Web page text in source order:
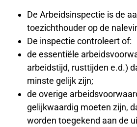
De Arbeidsinspectie is de
toezichthouder op de
De inspectie controleert of:
de essentiële
arbeidstijd, rusttijden e.d.)
minste gelijk zijn;
de overige
gelijkwaardig moeten zijn,
worden toegekend aan de